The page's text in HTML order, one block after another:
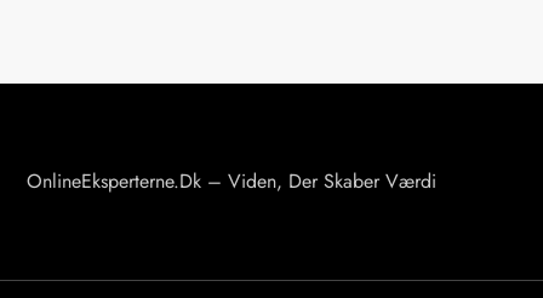
v
OnlineEksperterne.dk – Viden, Der Skaber Værdi